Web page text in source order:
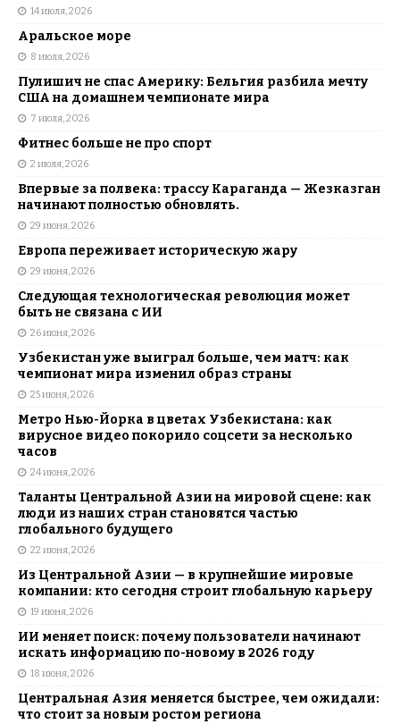
14 июля, 2026
Аральское море
8 июля, 2026
Пулишич не спас Америку: Бельгия разбила мечту
США на домашнем чемпионате мира
7 июля, 2026
Фитнес больше не про спорт
2 июля, 2026
Впервые за полвека: трассу Караганда — Жезказган
начинают полностью обновлять.
29 июня, 2026
Европа переживает историческую жару
29 июня, 2026
Следующая технологическая революция может
быть не связана с ИИ
26 июня, 2026
Узбекистан уже выиграл больше, чем матч: как
чемпионат мира изменил образ страны
25 июня, 2026
Метро Нью-Йорка в цветах Узбекистана: как
вирусное видео покорило соцсети за несколько
часов
24 июня, 2026
Таланты Центральной Азии на мировой сцене: как
люди из наших стран становятся частью
глобального будущего
22 июня, 2026
Из Центральной Азии — в крупнейшие мировые
компании: кто сегодня строит глобальную карьеру
19 июня, 2026
ИИ меняет поиск: почему пользователи начинают
искать информацию по-новому в 2026 году
18 июня, 2026
Центральная Азия меняется быстрее, чем ожидали:
что стоит за новым ростом региона